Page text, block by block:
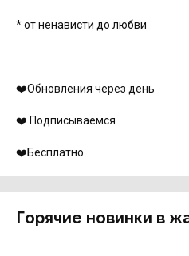
* от ненависти до любви
‍❤️‍Обновления через день
‍❤️‍ Подписываемся
‍❤️‍Бесплатно
Горячие новинки в